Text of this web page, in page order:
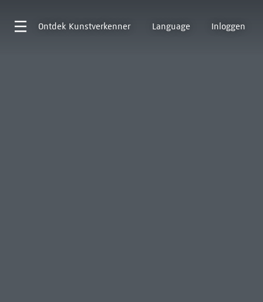
Ontdek Kunstverkenner Language Inloggen